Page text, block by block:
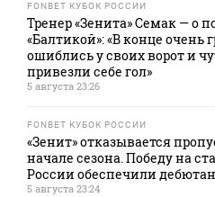
FONBET КУБОК РОССИИ
Тренер «Зенита» Семак — о
«Балтикой»: «В конце очень
ошиблись у своих ворот и
привезли себе гол»
5 августа 23:26
FONBET КУБОК РОССИИ
«Зенит» отказывается
начале сезона. Победу на
России обеспечили
5 августа 23:24